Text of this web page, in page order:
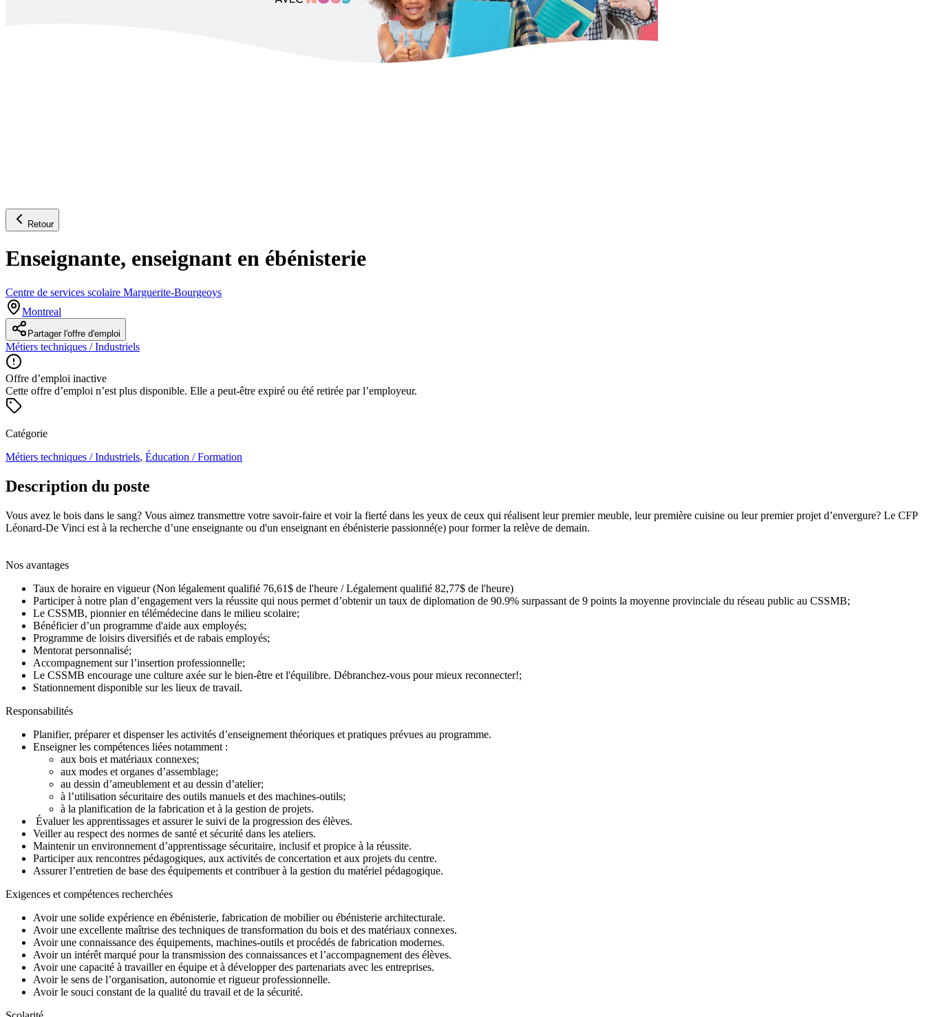
Retour
Enseignante, enseignant en ébénisterie
Centre de services scolaire Marguerite-Bourgeoys
Montreal
Partager l'offre d'emploi
Métiers techniques / Industriels
Offre d’emploi inactive
Cette offre d’emploi n’est plus disponible. Elle a peut-être expiré ou été retirée par l’employeur.
Catégorie
Métiers techniques / Industriels, Éducation / Formation
Description du poste
Vous avez le bois dans le sang? Vous aimez transmettre votre savoir-faire et voir la fierté dans les yeux de ceux qui réalisent leur premier meuble, leur première cuisine ou leur premier projet d’envergure? Le CFP
Léonard-De Vinci est à la recherche d’une enseignante ou d'un enseignant en ébénisterie passionné(e) pour former la relève de demain.
Nos avantages
Taux de horaire en vigueur (Non légalement qualifié 76,61$ de l'heure / Légalement qualifié 82,77$ de l'heure)
Participer à notre plan d’engagement vers la réussite qui nous permet d’obtenir un taux de diplomation de 90.9% surpassant de 9 points la moyenne provinciale du réseau public au CSSMB;
Le CSSMB, pionnier en télémédecine dans le milieu scolaire;
Bénéficier d’un programme d'aide aux employés;
Programme de loisirs diversifiés et de rabais employés;
Mentorat personnalisé;
Accompagnement sur l’insertion professionnelle;
Le CSSMB encourage une culture axée sur le bien-être et l'équilibre. Débranchez-vous pour mieux reconnecter!;
Stationnement disponible sur les lieux de travail.
Responsabilités
Planifier, préparer et dispenser les activités d’enseignement théoriques et pratiques prévues au programme.
Enseigner les compétences liées notamment :
aux bois et matériaux connexes;
aux modes et organes d’assemblage;
au dessin d’ameublement et au dessin d’atelier;
à l’utilisation sécuritaire des outils manuels et des machines-outils;
à la planification de la fabrication et à la gestion de projets.
Évaluer les apprentissages et assurer le suivi de la progression des élèves.
Veiller au respect des normes de santé et sécurité dans les ateliers.
Maintenir un environnement d’apprentissage sécuritaire, inclusif et propice à la réussite.
Participer aux rencontres pédagogiques, aux activités de concertation et aux projets du centre.
Assurer l’entretien de base des équipements et contribuer à la gestion du matériel pédagogique.
Exigences et compétences recherchées
Avoir une solide expérience en ébénisterie, fabrication de mobilier ou ébénisterie architecturale.
Avoir une excellente maîtrise des techniques de transformation du bois et des matériaux connexes.
Avoir une connaissance des équipements, machines-outils et procédés de fabrication modernes.
Avoir un intérêt marqué pour la transmission des connaissances et l’accompagnement des élèves.
Avoir une capacité à travailler en équipe et à développer des partenariats avec les entreprises.
Avoir le sens de l’organisation, autonomie et rigueur professionnelle.
Avoir le souci constant de la qualité du travail et de la sécurité.